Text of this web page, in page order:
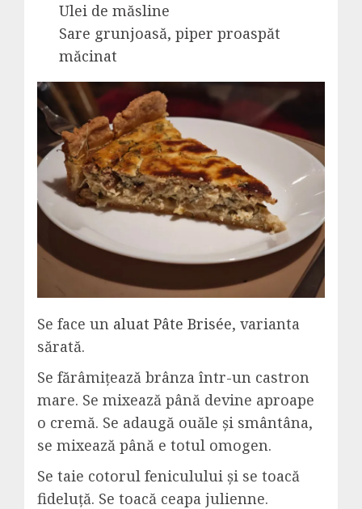
Ulei de măsline
Sare grunjoasă, piper proaspăt
măcinat
Se face un aluat Pâte Brisée, varianta
sărată.
Se fărâmițează brânza într-un castron
mare. Se mixează până devine aproape
o cremă. Se adaugă ouăle și smântâna,
se mixează până e totul omogen.
Se taie cotorul feniculului și se toacă
fideluță. Se toacă ceapa julienne.